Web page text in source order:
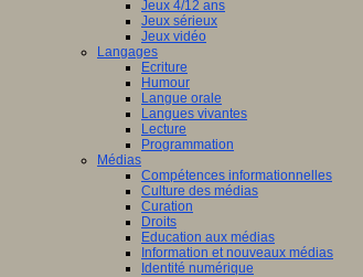
Jeux 4/12 ans
Jeux sérieux
Jeux vidéo
Langages
Ecriture
Humour
Langue orale
Langues vivantes
Lecture
Programmation
Médias
Compétences informationnelles
Culture des médias
Curation
Droits
Education aux médias
Information et nouveaux médias
Identité numérique